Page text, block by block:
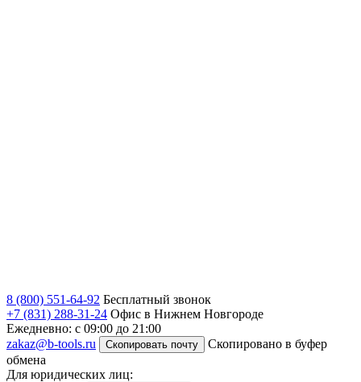
8 (800) 551-64-92 Бесплатный звонок
+7 (831) 288-31-24 Офис в Нижнем Новгороде
Ежедневно: с 09:00 до 21:00
zakaz@b-tools.ru
Скопировать почту
Скопировано в буфер
обмена
Для юридических лиц: